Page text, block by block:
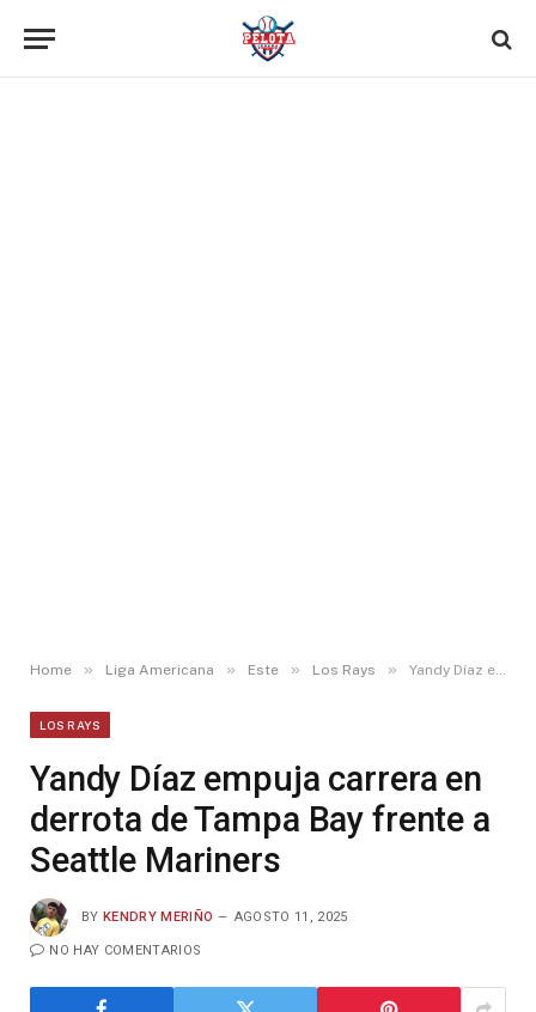
Home » Liga Americana » Este » Los Rays » Yandy Díaz empuja carrera en derrota de Tampa Bay frente a Seattle Mariners
LOS RAYS
Yandy Díaz empuja carrera en
derrota de Tampa Bay frente a
Seattle Mariners
BY KENDRY MERIÑO AGOSTO 11, 2025
NO HAY COMENTARIOS